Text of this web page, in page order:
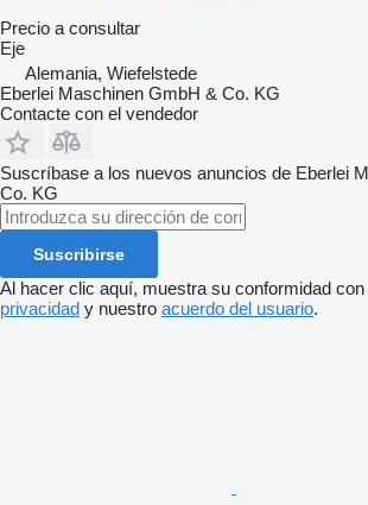
Precio a consultar
Eje
Alemania, Wiefelstede
Eberlei Maschinen GmbH & Co. KG
Contacte con el vendedor
Suscríbase a los nuevos anuncios de Eberlei
Co. KG
Suscribirse
Al hacer clic aquí, muestra su conformidad
privacidad y nuestro acuerdo del usuario.